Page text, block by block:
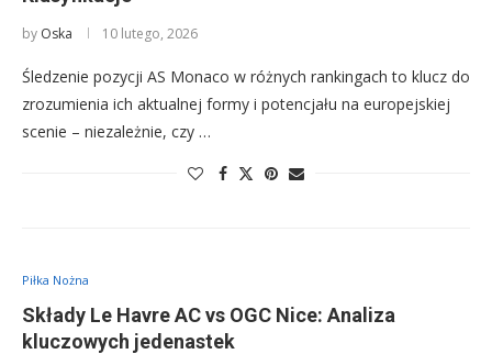
by Oska 10 lutego, 2026
Śledzenie pozycji AS Monaco w różnych rankingach to klucz do
zrozumienia ich aktualnej formy i potencjału na europejskiej
scenie – niezależnie, czy …
Piłka Nożna
Składy Le Havre AC vs OGC Nice: Analiza
kluczowych jedenastek